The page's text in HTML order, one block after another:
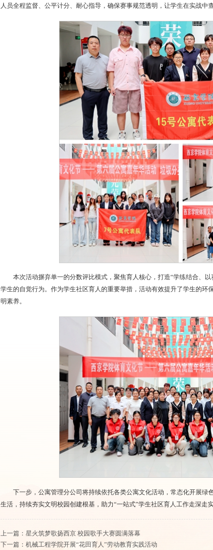
人员全程监督、公平计分、耐心指导，确保赛事规范透明，让学生在实战中
本次活动摒弃单一的分数评比模式，聚焦育人核心，打造“学练结合、
学生的自觉行为。作为学生社区育人的重要举措，活动有效提升了学生的环
明素养。
下一步，公寓管理分公司将持续依托各类公寓文化活动，常态化开展
生活，持续夯实文明校园创建根基，助力“一站式”学生社区育人工作走深走实
上一篇：星火筑梦歌扬西京 校园歌手大赛圆满落幕
下一篇：机械工程学院开展“花田育人”劳动教育实践活动